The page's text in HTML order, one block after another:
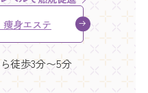
痩身エステ
徒歩3分〜5分